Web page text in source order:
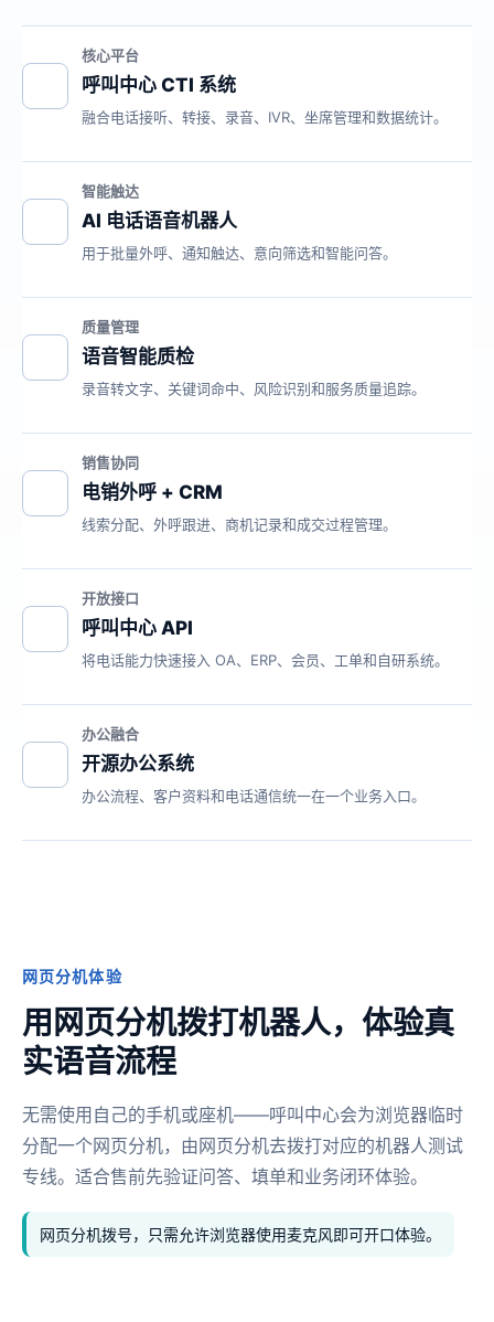
核心平台
呼叫中心 CTI 系统
融合电话接听、转接、录音、IVR、坐席管理和数据统计。
智能触达
AI 电话语音机器人
用于批量外呼、通知触达、意向筛选和智能问答。
质量管理
语音智能质检
录音转文字、关键词命中、风险识别和服务质量追踪。
销售协同
电销外呼 + CRM
线索分配、外呼跟进、商机记录和成交过程管理。
开放接口
呼叫中心 API
将电话能力快速接入 OA、ERP、会员、工单和自研系统。
办公融合
开源办公系统
办公流程、客户资料和电话通信统一在一个业务入口。
网页分机体验
用网页分机拨打机器人，体验真
实语音流程
无需使用自己的手机或座机——呼叫中心会为浏览器临时
分配一个网页分机，由网页分机去拨打对应的机器人测试
专线。适合售前先验证问答、填单和业务闭环体验。
网页分机拨号，只需允许浏览器使用麦克风即可开口体验。